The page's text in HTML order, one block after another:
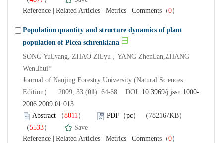
Reference
Related Articles Metrics Comments （0）
Population quantity and structure dynamics of plant
population of Picea schrenkiana
SONG Yuyang, ZHAO Ziyu，YANG Zhenan,ZHANG
Wenhui*
Journal of Nanjing Forestry University (Natural Sciences
Edition） 2009, 33 (01): 64-68. DOI: 10.3969/j.jssn.1000-
2006.2009.01.013
Abstract （8011 ） PDF（pc）
（782167KB）
（5533）
Save
Reference
Related Articles Metrics Comments （0）